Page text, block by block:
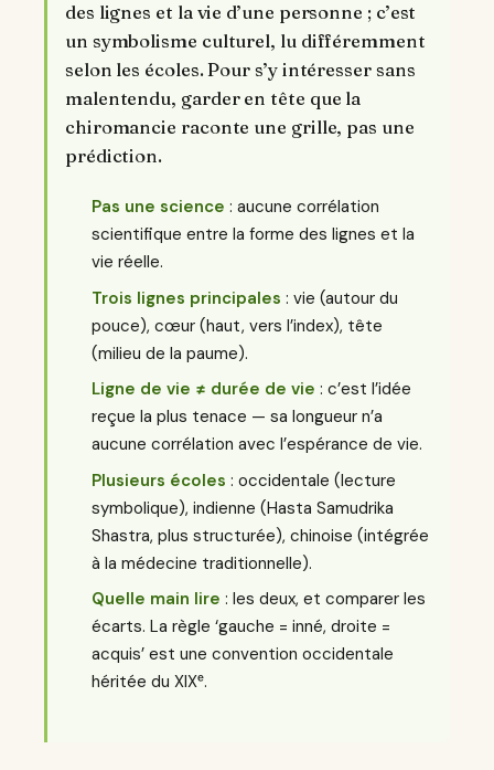
des lignes et la vie d’une personne ; c’est
un symbolisme culturel, lu différemment
selon les écoles. Pour s’y intéresser sans
malentendu, garder en tête que la
chiromancie raconte une grille, pas une
prédiction.
Pas une science : aucune corrélation
scientifique entre la forme des lignes et la
vie réelle.
Trois lignes principales : vie (autour du
pouce), cœur (haut, vers l’index), tête
(milieu de la paume).
Ligne de vie ≠ durée de vie : c’est l’idée
reçue la plus tenace — sa longueur n’a
aucune corrélation avec l’espérance de vie.
Plusieurs écoles : occidentale (lecture
symbolique), indienne (Hasta Samudrika
Shastra, plus structurée), chinoise (intégrée
à la médecine traditionnelle).
Quelle main lire : les deux, et comparer les
écarts. La règle ‘gauche = inné, droite =
acquis’ est une convention occidentale
héritée du XIXᵉ.